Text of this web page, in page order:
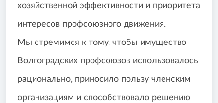
хозяйственной эффективности и приоритета
интересов профсоюзного движения.
Мы стремимся к тому, чтобы имущество
Волгоградских профсоюзов использовалось
рационально, приносило пользу членским
организациям и способствовало решению